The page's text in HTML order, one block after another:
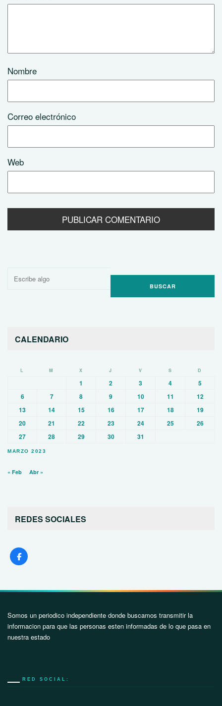
Nombre
Correo electrónico
Web
Buscar
CALENDARIO
MARZO 2023
L M X J V S D
1 2 3 4
5
6
7 8 9 10 11
12
13
14 15 16 17 18
19
20
21 22 23 24 25
26
27
28 29 30 31
« Feb Abr »
REDES SOCIALES
Somos un periodico independiente donde buscamos transmitir la
informacion para que las personas esten informadas de lo que pasa en
nuestra estado
RED SOCIAL: